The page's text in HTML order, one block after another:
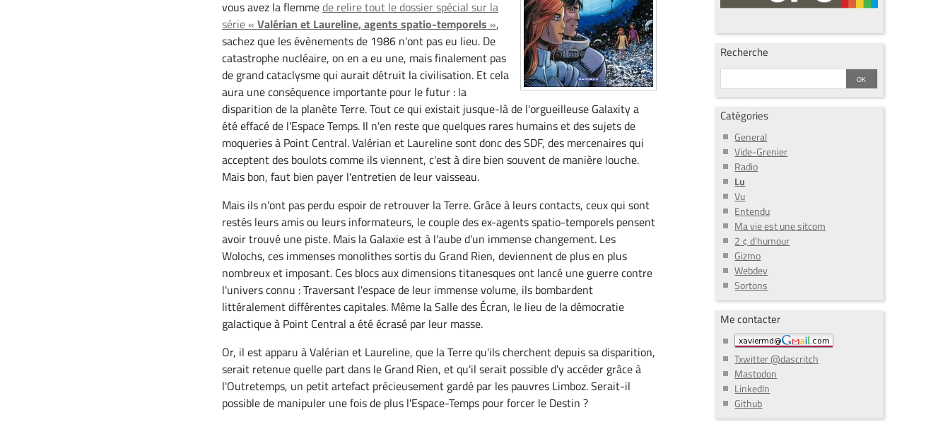
vous avez la flemmede relire tout le dossier spécial sur la
série «Valérian et Laureline, agents spatio-temporels »,
sachez que les évènements de 1986 n'ont pas eu lieu. De
catastrophe nucléaire, on en a eu une, mais finalement pas
de grand cataclysme qui aurait détruit la civilisation. Et cela
aura une conséquence importante pour le futur : la
disparition de la planète Terre. Tout ce qui existait jusque-là de l'orgueilleuse Galaxity a
été effacé de l'Espace Temps. Il n'en reste que quelques rares humains et des sujets de
moqueries à Point Central. Valérian et Laureline sont donc des SDF, des mercenaires qui
acceptent des boulots comme ils viennent, c'est à dire bien souvent de manière louche.
Mais bon, faut bien payer l'entretien de leur vaisseau.
Mais ils n'ont pas perdu espoir de retrouver la Terre. Grâce à leurs contacts, ceux qui sont
restés leurs amis ou leurs informateurs, le couple des ex-agents spatio-temporels pensent
avoir trouvé une piste. Mais la Galaxie est à l'aube d'un immense changement. Les
Wolochs, ces immenses monolithes sortis du Grand Rien, deviennent de plus en plus
nombreux et imposant. Ces blocs aux dimensions titanesques ont lancé une guerre contre
l'univers connu : Traversant l'espace de leur immense volume, ils bombardent
littéralement différentes capitales. Même la Salle des Écran, le lieu de la démocratie
galactique à Point Central a été écrasé par leur masse.
Or, il est apparu à Valérian et Laureline, que la Terre qu'ils cherchent depuis sa disparition,
serait retenue quelle part dans le Grand Rien, et qu'il serait possible d'y accéder grâce à
l'Outretemps, un petit artefact précieusement gardé par les pauvres Limboz. Serait-il
possible de manipuler une fois de plus l'Espace-Temps pour forcer le Destin ?
Recherche
Catégories
General
Vide-Grenier
Radio
Lu
Vu
Entendu
Ma vie est une sitcom
2 ¢ d'humour
Gizmo
Webdev
Sortons
Me contacter
Txwitter @dascritch
Mastodon
LinkedIn
Github